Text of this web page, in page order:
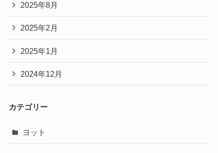
2025年8月
2025年2月
2025年1月
2024年12月
カテゴリー
ヨット